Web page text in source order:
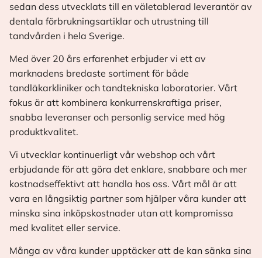
sedan dess utvecklats till en väletablerad leverantör av
dentala förbrukningsartiklar och utrustning till
tandvården i hela Sverige.
Med över 20 års erfarenhet erbjuder vi ett av
marknadens bredaste sortiment för både
tandläkarkliniker och tandtekniska laboratorier. Vårt
fokus är att kombinera konkurrenskraftiga priser,
snabba leveranser och personlig service med hög
produktkvalitet.
Vi utvecklar kontinuerligt vår webshop och vårt
erbjudande för att göra det enklare, snabbare och mer
kostnadseffektivt att handla hos oss. Vårt mål är att
vara en långsiktig partner som hjälper våra kunder att
minska sina inköpskostnader utan att kompromissa
med kvalitet eller service.
Många av våra kunder upptäcker att de kan sänka sina